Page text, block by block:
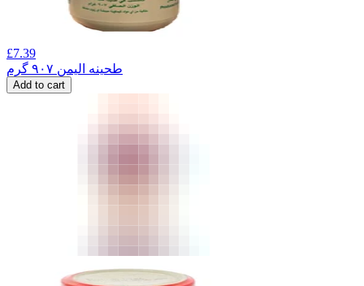
£7.39
طحینه الیمن ۹۰۷ گرم
Add to cart